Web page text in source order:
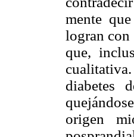
mente
logran con
que,
diabetes
origen